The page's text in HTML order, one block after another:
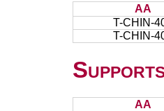
AA
T-CHIN-
T-CHIN-
AA